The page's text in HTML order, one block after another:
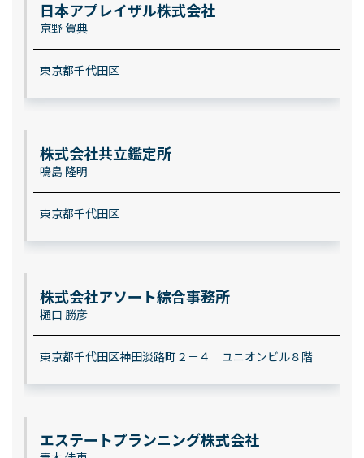
日本アプレイザル株式会社
京野 賀典
東京都千代田区
株式会社共立鑑定所
鳴島 隆明
東京都千代田区
株式会社アソート綜合事務所
樋口 勝彦
東京都千代田区神田淡路町２－４ ユニオンビル８階
エステートプランニング株式会社